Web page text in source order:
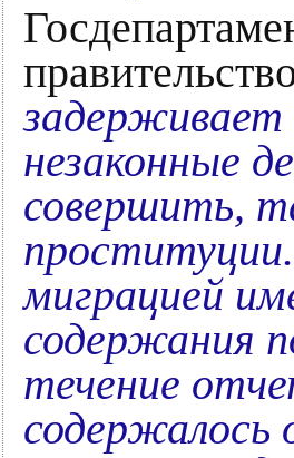
незаконные
совершить,
миграцией
содержания
течение
содержалось